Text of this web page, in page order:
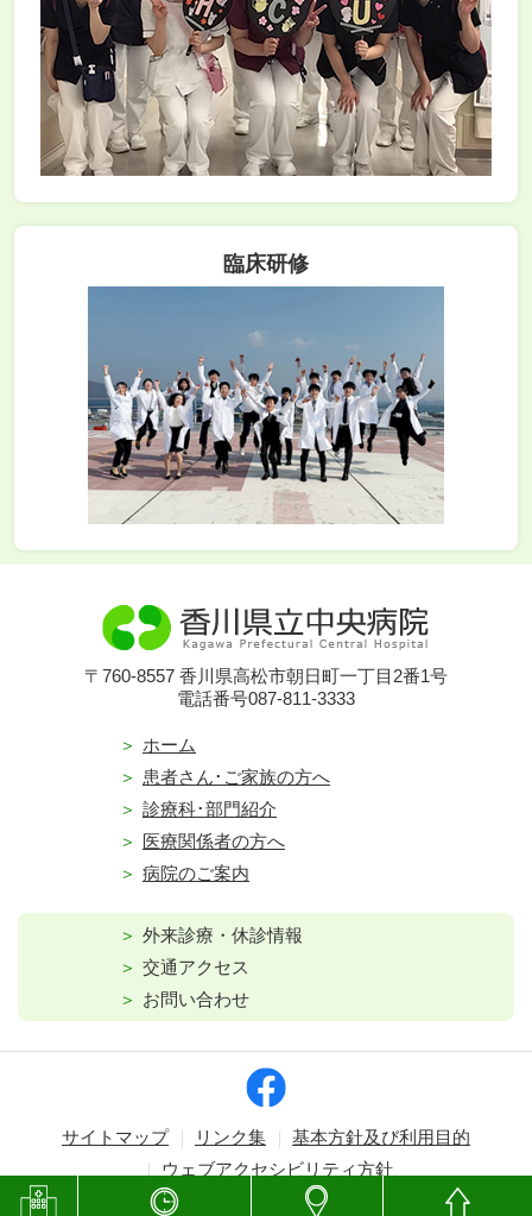
臨床研修
〒760-8557 香川県高松市朝日町一丁目2番1号
電話番号087-811-3333
ホーム
患者さん･ご家族の方へ
診療科･部門紹介
医療関係者の方へ
病院のご案内
外来診療・休診情報
交通アクセス
お問い合わせ
サイトマップ リンク集
基本方針及び利用目的
ウェブアクセシビリティ方針
Copyright © Kagawa Prefectural Central Hospital. All rights reserved.